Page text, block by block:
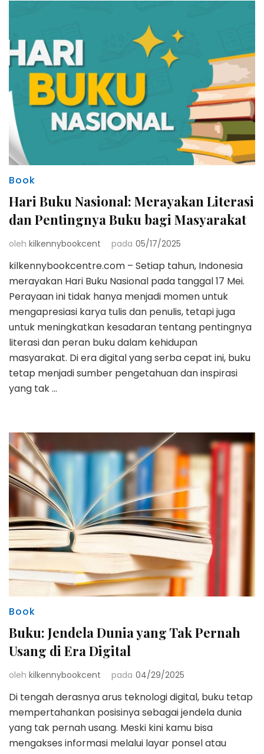
Book
Hari Buku Nasional: Merayakan Literasi
dan Pentingnya Buku bagi Masyarakat
oleh kilkennybookcent pada 05/17/2025
kilkennybookcentre.com – Setiap tahun, Indonesia
merayakan Hari Buku Nasional pada tanggal 17 Mei.
Perayaan ini tidak hanya menjadi momen untuk
mengapresiasi karya tulis dan penulis, tetapi juga
untuk meningkatkan kesadaran tentang pentingnya
literasi dan peran buku dalam kehidupan
masyarakat. Di era digital yang serba cepat ini, buku
tetap menjadi sumber pengetahuan dan inspirasi
yang tak …
Book
Buku: Jendela Dunia yang Tak Pernah
Usang di Era Digital
oleh kilkennybookcent pada 04/29/2025
Di tengah derasnya arus teknologi digital, buku tetap
mempertahankan posisinya sebagai jendela dunia
yang tak pernah usang. Meski kini kamu bisa
mengakses informasi melalui layar ponsel atau